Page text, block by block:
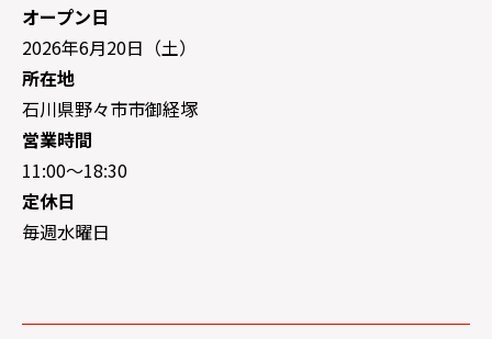
オープン日
2026年6月20日（土）
所在地
石川県野々市市御経塚
営業時間
11:00～18:30
定休日
毎週水曜日